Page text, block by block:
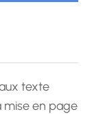
texte
mise en page